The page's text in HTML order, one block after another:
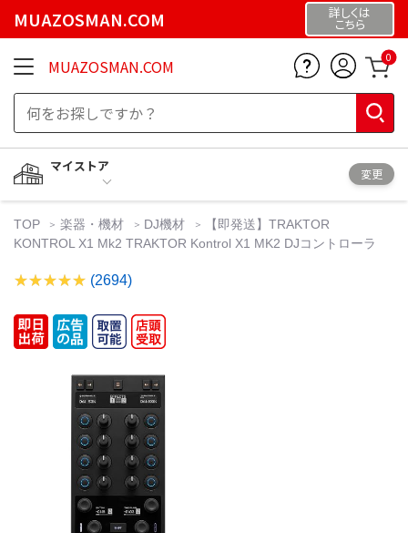
MUAZOSMAN.COM 詳しくは
こちら
MUAZOSMAN.COM 0
マイストア
変更
TOP 楽器・機材 DJ機材
【即発送】TRAKTOR
KONTROL X1 Mk2 TRAKTOR Kontrol X1 MK2 DJコントローラ
(2694)